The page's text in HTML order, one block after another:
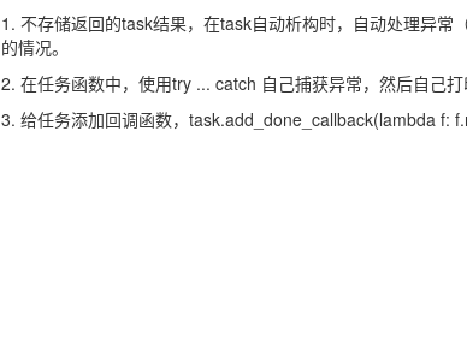
1. 不存储返回的task结果，在task自动析构时，自动处理异
的情况。
2. 在任务函数中，使用try ... catch 自己捕获异常，然后自己
3. 给任务添加回调函数，task.add_done_callback(lambda f: